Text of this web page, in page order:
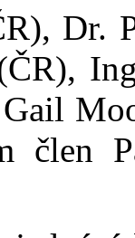
Dr.
člen